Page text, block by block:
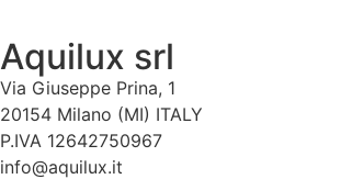
Aquilux srl
Via Giuseppe Prina, 1
20154 Milano (MI) ITALY
P.IVA 12642750967
info@aquilux.it